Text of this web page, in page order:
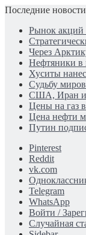
Последние новости
Рынок акций
Через
Нефтяники в
Хуситы
Судьбу
США, Иран и
Цены на газ
Цена нефти
Путин
Pinterest
Reddit
vk.com
Telegram
WhatsApp
Войти /
Случайная